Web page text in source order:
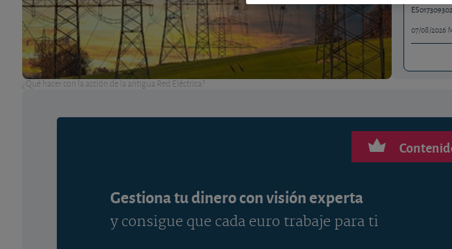
¿Qué hacer con la acción de la antigua Red Eléctrica?
07/08/2026
Gestiona tu dinero con visión experta
y consigue que cada euro trabaje para ti